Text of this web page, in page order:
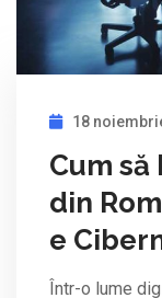
18
Cum
din
e
Într-o lume